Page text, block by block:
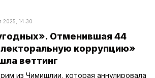
2025, 14:30
Отменившая 44
коррупцию»
веттинг
из Чимишлии, которая аннулировала